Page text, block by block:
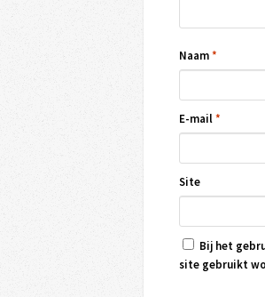
Naam*
E-mail*
Site
Bij het
site gebruikt